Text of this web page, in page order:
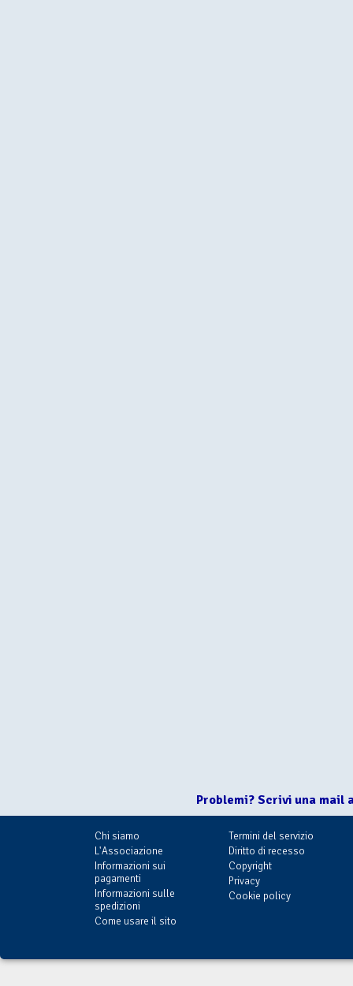
Problemi? Scrivi una mail
Chi siamo
L'Associazione
Informazioni sui
pagamenti
Informazioni sulle
spedizioni
Come usare il sito
Termini del servizio
Diritto di recesso
Copyright
Privacy
Cookie policy